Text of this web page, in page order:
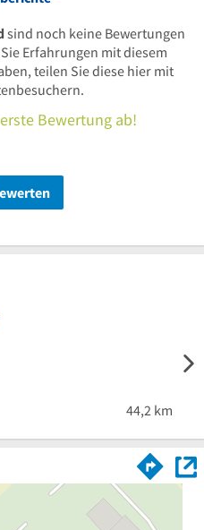
sind noch keine Bewertungen
Erfahrungen mit diesem
teilen Sie diese hier mit
Bewertung ab!
44,2 km